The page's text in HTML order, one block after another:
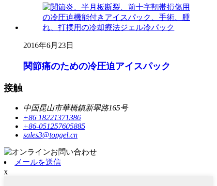
2016年6月23日
関節痛のための冷圧迫アイスパック
接触
中国昆山市華橋鎮新翠路165号
+86 18221371386
+86-051257605885
sales3@topgel.cn
メールを送信
x